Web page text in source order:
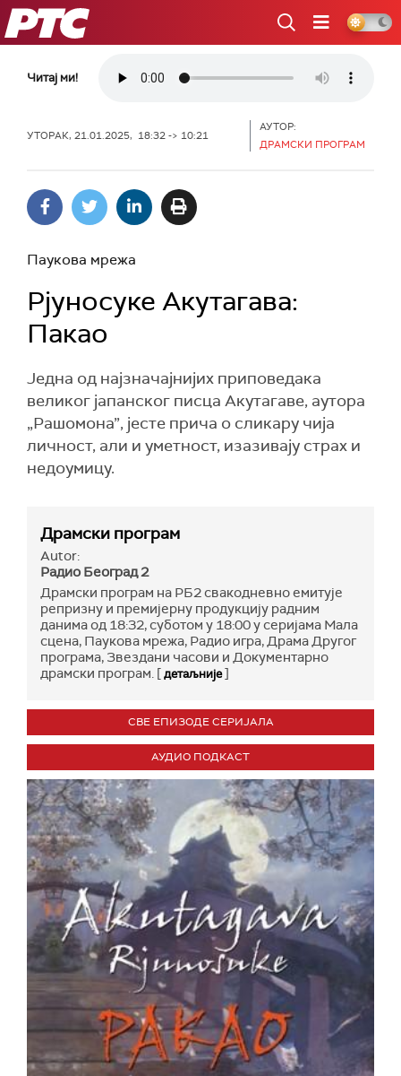
РТС
Читај ми!
УТОРАК, 21.01.2025, 18:32 -> 10:21
АУТОР:
ДРАМСКИ ПРОГРАМ
Паукова мрежа
Рјуносуке Акутагава:
Пакао
Једна од најзначајнијих приповедака
великог јапанског писца Акутагаве, аутора
„Рашомона”, јесте прича о сликару чија
личност, али и уметност, изазивају страх и
недоумицу.
Драмски програм
Autor:
Радио Београд 2
Драмски програм на РБ2 свакодневно емитује
репризну и премијерну продукцију радним
данима од 18:32, суботом у 18:00 у серијама Мала
сцена, Паукова мрежа, Радио игра, Драма Другог
програма, Звездани часови и Документарно
драмски програм. [детаљније]
СВЕ ЕПИЗОДЕ СЕРИЈАЛА
АУДИО ПОДКАСТ